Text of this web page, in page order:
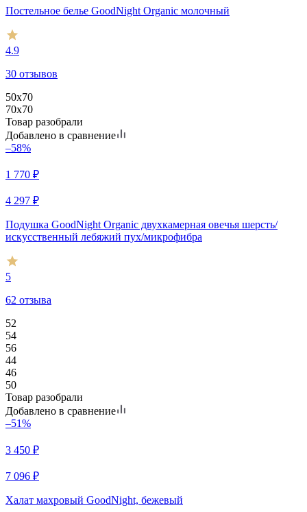
Постельное белье GoodNight Organic молочный
4.9
30 отзывов
50x70
70x70
Товар разобрали
Добавлено в сравнение
–58%
1 770 ₽
4 297 ₽
Подушка GoodNight Organic двухкамерная овечья шерсть/
искусcтвенный лебяжий пух/микрофибра
5
62 отзыва
52
54
56
44
46
50
Товар разобрали
Добавлено в сравнение
–51%
3 450 ₽
7 096 ₽
Халат махровый GoodNight, бежевый